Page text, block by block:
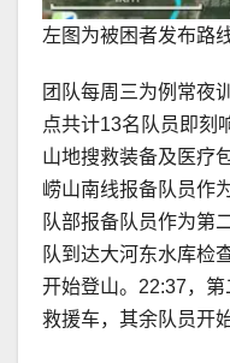
左图为被困者发布路
团队每周三为例常夜
点共计13名队员即刻
山地搜救装备及医疗
崂山南线报备队员作
队部报备队员作为第
队到达大河东水库检
开始登山。22:37，
救援车，其余队员开